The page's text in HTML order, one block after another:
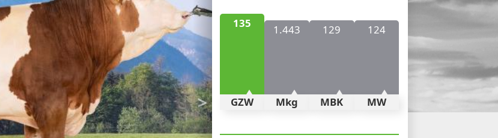
>Next
135
GZW
1.443
Mkg
129
MBK
124
MW